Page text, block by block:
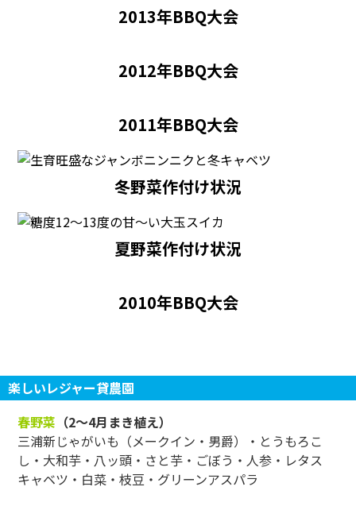
2013年BBQ大会
2012年BBQ大会
2011年BBQ大会
冬野菜作付け状況
夏野菜作付け状況
2010年BBQ大会
楽しいレジャー貸農園
春野菜 （2～4月まき植え）
三浦新じゃがいも（メークイン・男爵）・とうもろこ
し・大和芋・八ッ頭・さと芋・ごぼう・人参・レタス
キャベツ・白菜・枝豆・グリーンアスパラ